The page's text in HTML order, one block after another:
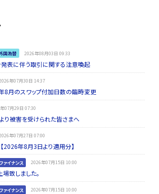
国為替 2026年08月03日 09:33
発表に伴う取引に関する注意喚起
年07月30日 14:37
年8月のスワップ付加日数の臨時変更
07月29日 07:30
り被害を受けられた皆さまへ
年07月27日 07:00
2026年8月3日より適用分】
ァイナンス 2026年07月15日 10:00
致しました。
ァイナンス 2026年07月15日 10:00